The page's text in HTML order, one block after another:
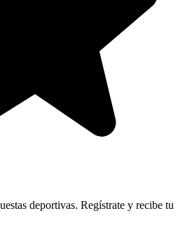
deportivas. Regístrate y recibe tu